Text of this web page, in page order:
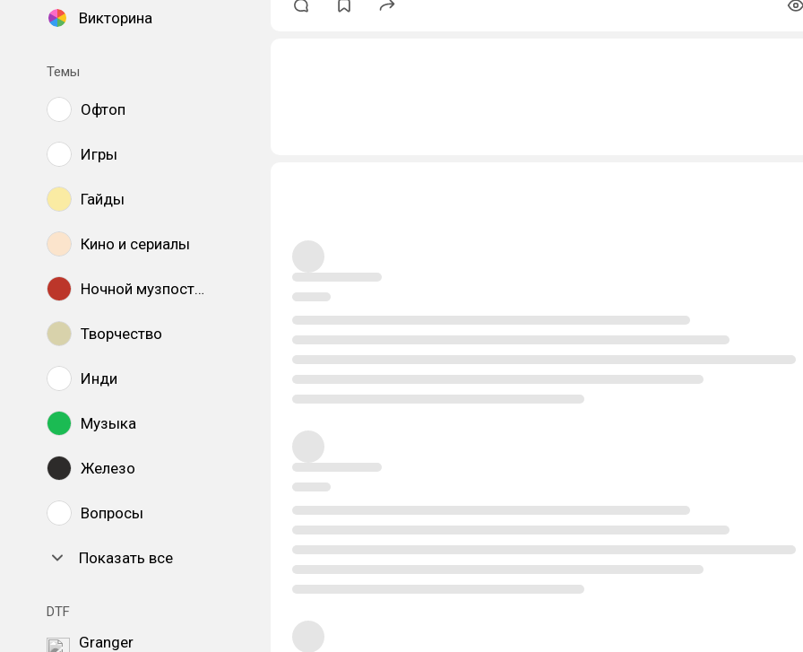
Викторина
Темы
Офтоп
Игры
Гайды
Кино и сериалы
Ночной музпостинг
Творчество
Инди
Музыка
Железо
Вопросы
Показать все
DTF
Granger